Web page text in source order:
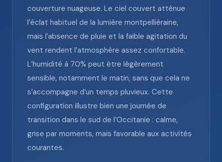
couverture nuageuse. Le ciel couvert atténue
l’éclat habituel de la lumière montpelliéraine,
mais l’absence de pluie et la faible agitation du
vent rendent l’atmosphère assez confortable.
L’humidité à 70% peut être légèrement
sensible, notamment le matin, sans que cela ne
s’accompagne d’un temps pluvieux. Cette
configuration illustre bien une journée de
transition dans le sud de l’Occitanie : calme,
grise par moments, mais favorable aux activités
courantes.